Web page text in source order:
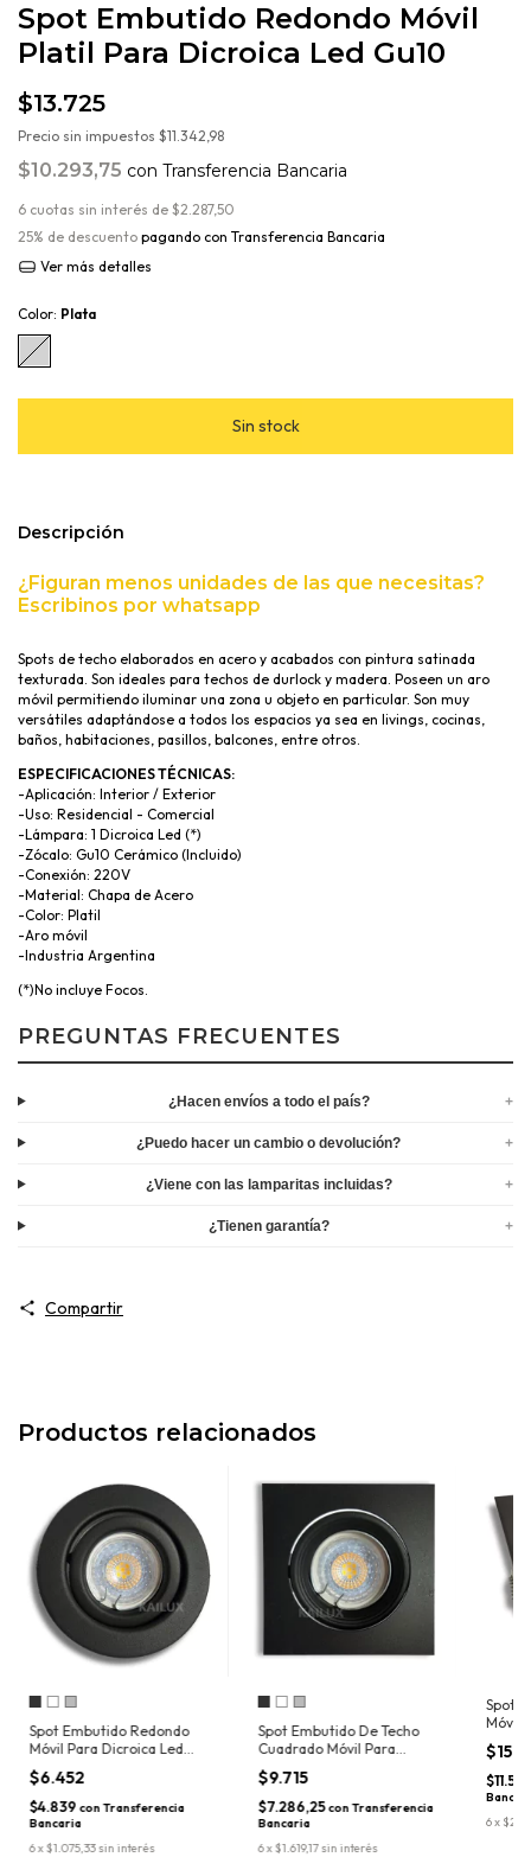
Spot Embutido Redondo Móvil
Platil Para Dicroica Led Gu10
$13.725
Precio sin impuestos $11.342,98
$10.293,75 con Transferencia Bancaria
6 cuotas sin interés de $2.287,50
25% de descuento pagando con Transferencia Bancaria
Ver más detalles
Color: Plata
Descripción
¿Figuran menos unidades de las que necesitas?
Escribinos por whatsapp
Spots de techo elaborados en acero y acabados con pintura satinada
texturada. Son ideales para techos de durlock y madera. Poseen un aro
móvil permitiendo iluminar una zona u objeto en particular. Son muy
versátiles adaptándose a todos los espacios ya sea en livings, cocinas,
baños, habitaciones, pasillos, balcones, entre otros.
ESPECIFICACIONES TÉCNICAS:
-Aplicación: Interior / Exterior
-Uso: Residencial - Comercial
-Lámpara: 1 Dicroica Led (*)
-Zócalo: Gu10 Cerámico (Incluido)
-Conexión: 220V
-Material: Chapa de Acero
-Color: Platil
-Aro móvil
-Industria Argentina
(*)No incluye Focos.
PREGUNTAS FRECUENTES
¿Hacen envíos a todo el país? +
¿Puedo hacer un cambio o devolución? +
¿Viene con las lamparitas incluidas? +
¿Tienen garantía? +
Compartir
Productos relacionados
Spot Embutido Redondo
Móvil Para Dicroica Led
Gu10
$6.452
$4.839 con Transferencia
Bancaria
6x$1.075,33sin interés
Spot Embutido De Techo
Cuadrado Móvil Para
Dicroica Led Gu10
$9.715
$7.286,25conTransferencia
Bancaria
6x$1.619,17sin interés
Spot
Móvil
Led
6x